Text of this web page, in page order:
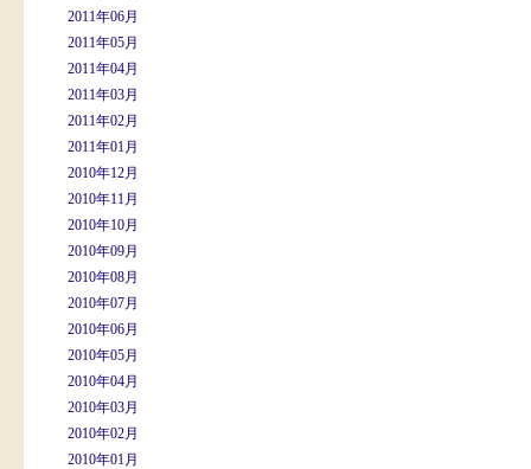
2011年06月
2011年05月
2011年04月
2011年03月
2011年02月
2011年01月
2010年12月
2010年11月
2010年10月
2010年09月
2010年08月
2010年07月
2010年06月
2010年05月
2010年04月
2010年03月
2010年02月
2010年01月